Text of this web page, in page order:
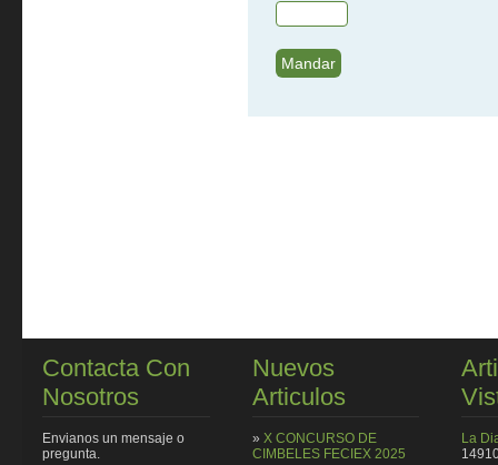
Contacta Con
Nosotros
Envianos un mensaje o
pregunta.
Nuevos
Articulos
» X CONCURSO DE
CIMBELES FECIEX 2025
La